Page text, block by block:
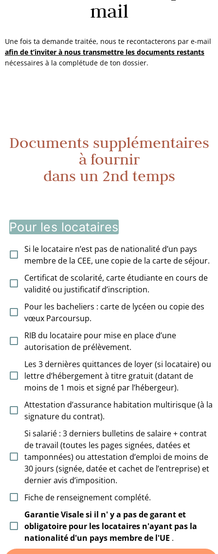
mail
Une fois ta demande traitée, nous te recontacterons par e-mail
afin de t’inviter à nous transmettre les documents restants
nécessaires à la complétude de ton dossier.
Documents supplémentaires
à fournir
dans un 2nd temps
Pour les locataires
Si le locataire n’est pas de nationalité d’un pays
membre de la CEE, une copie de la carte de séjour.
Certificat de scolarité, carte étudiante en cours de
validité ou justificatif d’inscription.
Pour les bacheliers : carte de lycéen ou copie des
vœux Parcoursup.
RIB du locataire pour mise en place d’une
autorisation de prélèvement.
Les 3 dernières quittances de loyer (si locataire) ou
lettre d’hébergement à titre gratuit (datant de
moins de 1 mois et signé par l’hébergeur).
Attestation d’assurance habitation multirisque (à la
signature du contrat).
Si salarié : 3 derniers bulletins de salaire + contrat
de travail (toutes les pages signées, datées et
tamponnées) ou attestation d’emploi de moins de
30 jours (signée, datée et cachet de l’entreprise) et
dernier avis d’imposition.
Fiche de renseignement complété.
Garantie Visale si il n' y a pas de garant et
obligatoire pour les locataires n'ayant pas la
nationalité d'un pays membre de l'UE .